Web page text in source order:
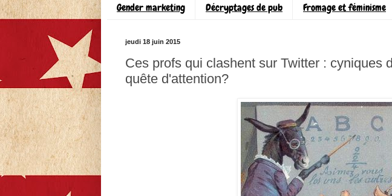
Gender marketing Décryptages de pub Fromage et féminisme
jeudi 18 juin 2015
Ces profs qui clashent sur Twitter : cyniques
quête d'attention?